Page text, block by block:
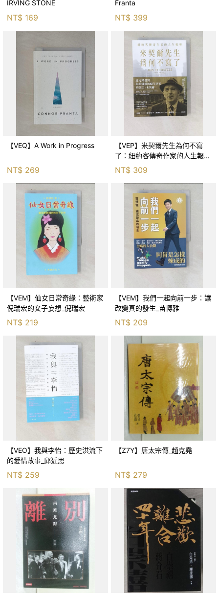
IRVING STONE
NT$ 169
Franta
NT$ 399
【VEQ】A Work in Progress
NT$ 269
【VEP】米契爾先生為何不寫
了：紐約客傳奇作家的人生報導
_湯瑪斯．康克爾, Thomas
Kunkel, 譯者：莊安祺
NT$ 309
【VEM】仙女日常奇緣：藝術家
倪瑞宏的女子妄想_倪瑞宏
NT$ 219
【VEM】我們一起向前一步：讓
改變真的發生_苗博雅
NT$ 209
【VEO】我與李怡：歷史洪流下
的愛情故事_邱近思
NT$ 259
【Z7Y】唐太宗傳_趙克堯
NT$ 279